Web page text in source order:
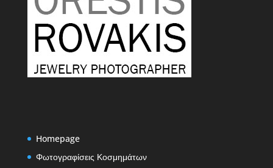
Homepage
Φωτογραφίσεις Κοσμημάτων